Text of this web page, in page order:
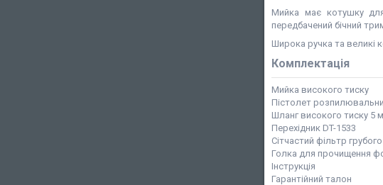
Мийка має котушку
передбачений бічний
Широка ручка та великі
Комплектація
Мийка високого тиску
Пістолет
Шланг високого тиску 5 м
Перехідник DT-1533
Сітчастий фільтр
Голка для прочищення
Інструкція
Гарантійний талон